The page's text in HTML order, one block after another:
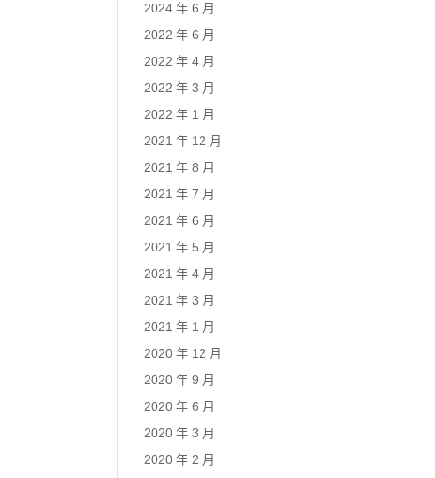
2024 年 6 月
2022 年 6 月
2022 年 4 月
2022 年 3 月
2022 年 1 月
2021 年 12 月
2021 年 8 月
2021 年 7 月
2021 年 6 月
2021 年 5 月
2021 年 4 月
2021 年 3 月
2021 年 1 月
2020 年 12 月
2020 年 9 月
2020 年 6 月
2020 年 3 月
2020 年 2 月